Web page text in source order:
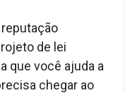
de lei
que você ajuda a
chegar ao